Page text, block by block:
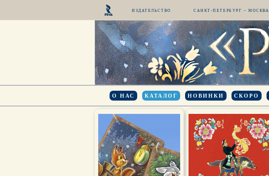
ИЗДАТЕЛЬСТВО САНКТ-ПЕТЕРБУРГ – МОСКВА
О НАС КАТАЛОГ НОВИНКИ СКОРО